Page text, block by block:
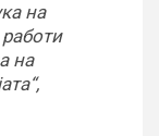
на
на